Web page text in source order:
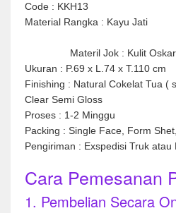
Code : KKH13
Material
Materil Jok : Kulit Oskar
Ukuran : P.69 x L.74 x T.110 cm
Finishing : Natural Cokelat Tua (
Clear Semi Gloss
Proses : 1-2 Minggu
Packing : Single Face, Form
Pengiriman : Exspedisi Truk atau
Cara Pemesanan
1. Pembelian Secara